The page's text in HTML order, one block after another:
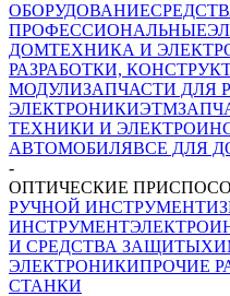
ОБОРУДОВАНИЕ
ПРОФЕССИОНАЛЬНЫЕ
ДОМТЕХНИКА И
РАЗРАБОТКИ,
МОДУЛИЗАПЧАСТИ ДЛЯ
ЭЛЕКТРОНИКИЭТМ
ТЕХНИКИ И
АВТОМОБИЛЯВСЕ ДЛЯ
-
ОПТИЧЕСКИЕ
РУЧНОЙ ИНСТРУМЕНТ
ИНСТРУМЕНТ
И СРЕДСТВА ЗАЩИТЫ
ЭЛЕКТРОНИКИПРОЧИЕ
СТАНКИ